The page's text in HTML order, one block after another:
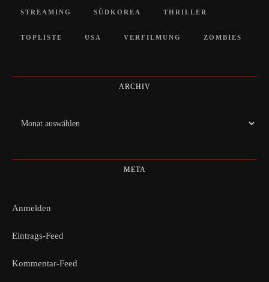
STREAMING SÜDKOREA THRILLER
TOPLISTE USA VERFILMUNG ZOMBIES
ARCHIV
Archiv
META
Anmelden
Eintrags-Feed
Kommentar-Feed